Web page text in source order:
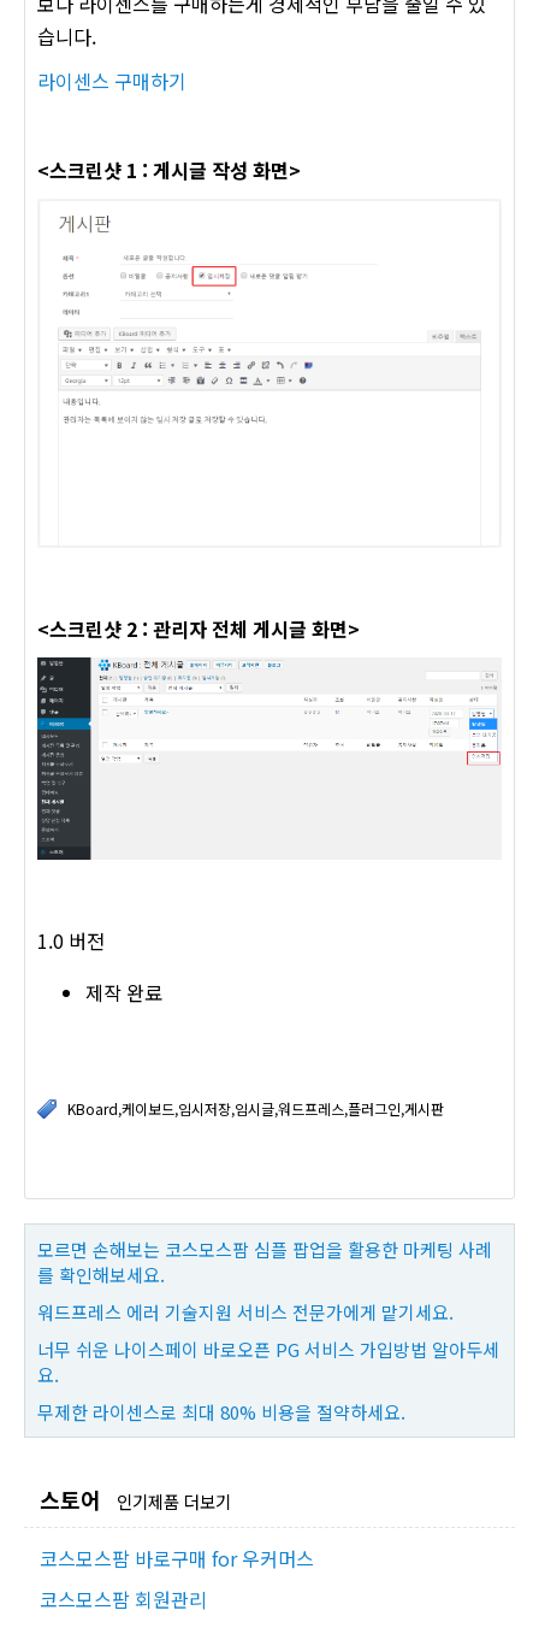
습니다.
라이센스 구매하기
<스크린샷 1 : 게시글 작성 화면>
<스크린샷 2 : 관리자 전체 게시글 화면>
1.0 버전
제작 완료
KBoard,케이보드,임시저장,임시글,워드프레스,플러그인,게시판
모르면 손해보는 코스모스팜 심플 팝업을 활용한 마케팅 사례
를 확인해보세요.
워드프레스 에러 기술지원 서비스 전문가에게 맡기세요.
너무 쉬운 나이스페이 바로오픈 PG 서비스 가입방법 알아두세
요.
무제한 라이센스로 최대 80% 비용을 절약하세요.
스토어 인기제품 더보기
코스모스팜 바로구매 for 우커머스
코스모스팜 회원관리